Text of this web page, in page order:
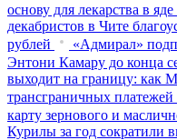
основу для лекарства в
декабристов в Чите
рублей
«Адмирал»
Энтони Камару до конца
выходит на границу: как
трансграничных платежей
карту зернового и
Курилы за год сократили